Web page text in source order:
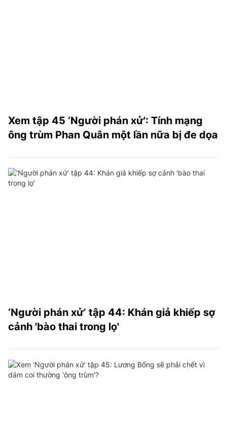
Xem tập 45 ‘Người phán xử': Tính mạng
ông trùm Phan Quân một lần nữa bị đe dọa
‘Người phán xử’ tập 44: Khán giả khiếp sợ
cảnh 'bào thai trong lọ'